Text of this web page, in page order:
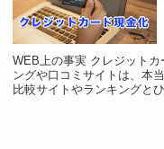
WEB上の事実 クレジット
ングや口コミサイトは、本
比較サイトやランキングと